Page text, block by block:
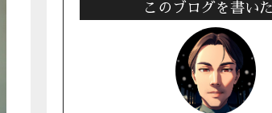
このブログを書い